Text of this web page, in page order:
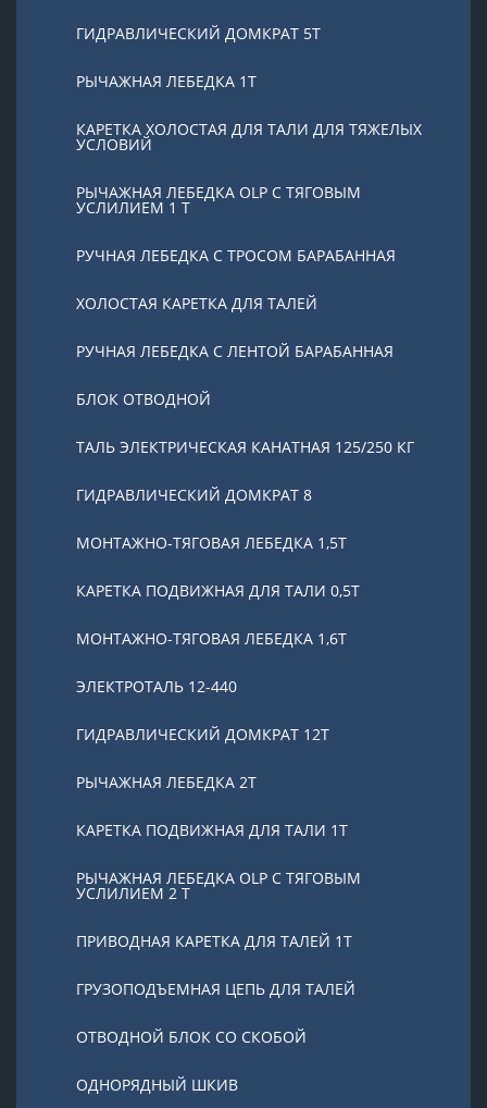
ГИДРАВЛИЧЕСКИЙ ДОМКРАТ 5T
РЫЧАЖНАЯ ЛЕБЕДКА 1Т
КАРЕТКА ХОЛОСТАЯ ДЛЯ ТАЛИ ДЛЯ ТЯЖЕЛЫХ
УСЛОВИЙ
РЫЧАЖНАЯ ЛЕБЕДКА OLP С ТЯГОВЫМ
УСЛИЛИЕМ 1 Т
РУЧНАЯ ЛЕБЕДКА С ТРОСОМ БАРАБАННАЯ
ХОЛОСТАЯ КАРЕТКА ДЛЯ ТАЛЕЙ
РУЧНАЯ ЛЕБЕДКА С ЛЕНТОЙ БАРАБАННАЯ
БЛОК ОТВОДНОЙ
ТАЛЬ ЭЛЕКТРИЧЕСКАЯ КАНАТНАЯ 125/250 КГ
ГИДРАВЛИЧЕСКИЙ ДОМКРАТ 8
МОНТАЖНО-ТЯГОВАЯ ЛЕБЕДКА 1,5Т
КАРЕТКА ПОДВИЖНАЯ ДЛЯ ТАЛИ 0,5Т
МОНТАЖНО-ТЯГОВАЯ ЛЕБЕДКА 1,6Т
ЭЛЕКТРОТАЛЬ 12-440
ГИДРАВЛИЧЕСКИЙ ДОМКРАТ 12Т
РЫЧАЖНАЯ ЛЕБЕДКА 2Т
КАРЕТКА ПОДВИЖНАЯ ДЛЯ ТАЛИ 1Т
РЫЧАЖНАЯ ЛЕБЕДКА OLP С ТЯГОВЫМ
УСЛИЛИЕМ 2 Т
ПРИВОДНАЯ КАРЕТКА ДЛЯ ТАЛЕЙ 1Т
ГРУЗОПОДЪЕМНАЯ ЦЕПЬ ДЛЯ ТАЛЕЙ
ОТВОДНОЙ БЛОК СО СКОБОЙ
ОДНОРЯДНЫЙ ШКИВ